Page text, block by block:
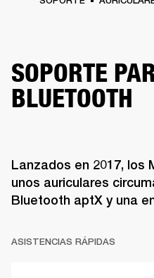
SOPORTE
BLUETOOTH
Lanzados en 2017, los
unos auriculares
Bluetooth aptX y una
ASISTENCIAS RÁPIDAS